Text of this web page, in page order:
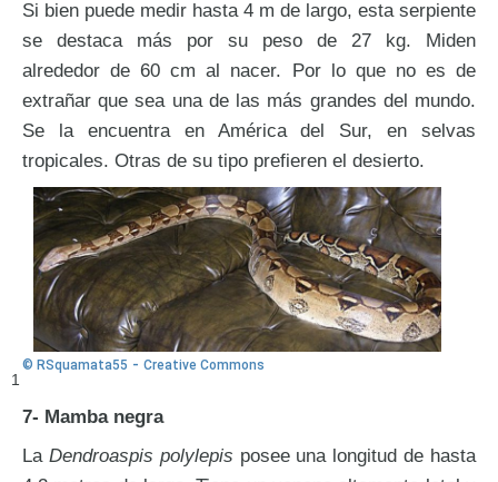
Si bien puede medir hasta 4 m de largo, esta serpiente
se destaca más por su peso de 27 kg. Miden
alrededor de 60 cm al nacer. Por lo que no es de
extrañar que sea una de las más grandes del mundo.
Se la encuentra en América del Sur, en selvas
tropicales. Otras de su tipo prefieren el desierto.
© RSquamata55 - Creative Commons
1
7- Mamba negra
La Dendroaspis polylepis posee una longitud de hasta